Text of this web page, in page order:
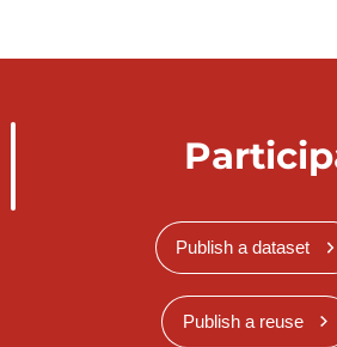
Publish a dataset
Publish a reuse